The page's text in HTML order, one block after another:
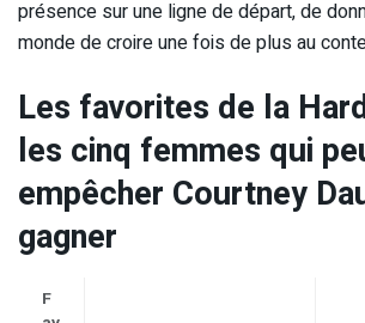
présence sur une ligne de départ, de
monde de croire une fois de plus au
Les favorites de la
les cinq femmes qui
empêcher Courtney
gagner
F